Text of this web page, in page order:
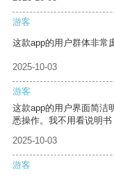
游客
这款app的用户群体非常
2025-10-03
游客
这款app的用户界面简洁
悉操作。我不用看说明书
2025-10-03
游客